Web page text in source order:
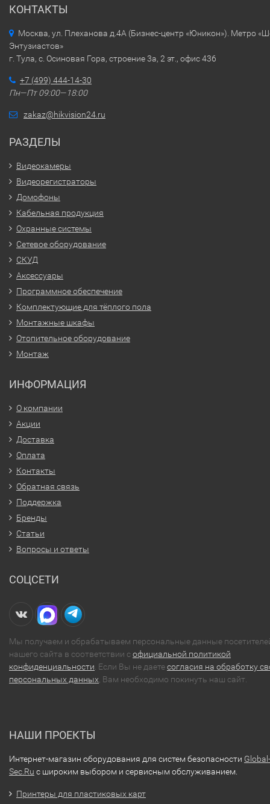
КОНТАКТЫ
Москва, ул. Плеханова д.4А (Бизнес-центр «Юникон»). Метро
Энтузиастов»
г. Тула, с. Осиновая Гора, строение 3а, 2 эт., офис 436
+7 (499) 444-14-30
Пн—Пт 09:00—18:00
zakaz@hikvision24.ru
РАЗДЕЛЫ
Видеокамеры
Видеорегистраторы
Домофоны
Кабельная продукция
Охранные системы
Сетевое оборудование
СКУД
Аксессуары
Программное обеспечение
Комплектующие для тёплого пола
Монтажные шкафы
Отопительное оборудование
Монтаж
ИНФОРМАЦИЯ
О компании
Акции
Доставка
Оплата
Контакты
Обратная связь
Поддержка
Бренды
Статьи
Вопросы и ответы
СОЦСЕТИ
Мы получаем и обрабатываем персональные данные
нашего сайта в соответствии софициальной политикой
конфиденциальности . Если Вы не даетесогласия на обработку
персональных данных , Вам необходимо покинуть наш сайт.
НАШИ ПРОЕКТЫ
Интернет-магазин оборудования для систем безопасности Global-
Sec.Ru с широким выбором и сервисным обслуживанием.
Принтеры для пластиковых карт